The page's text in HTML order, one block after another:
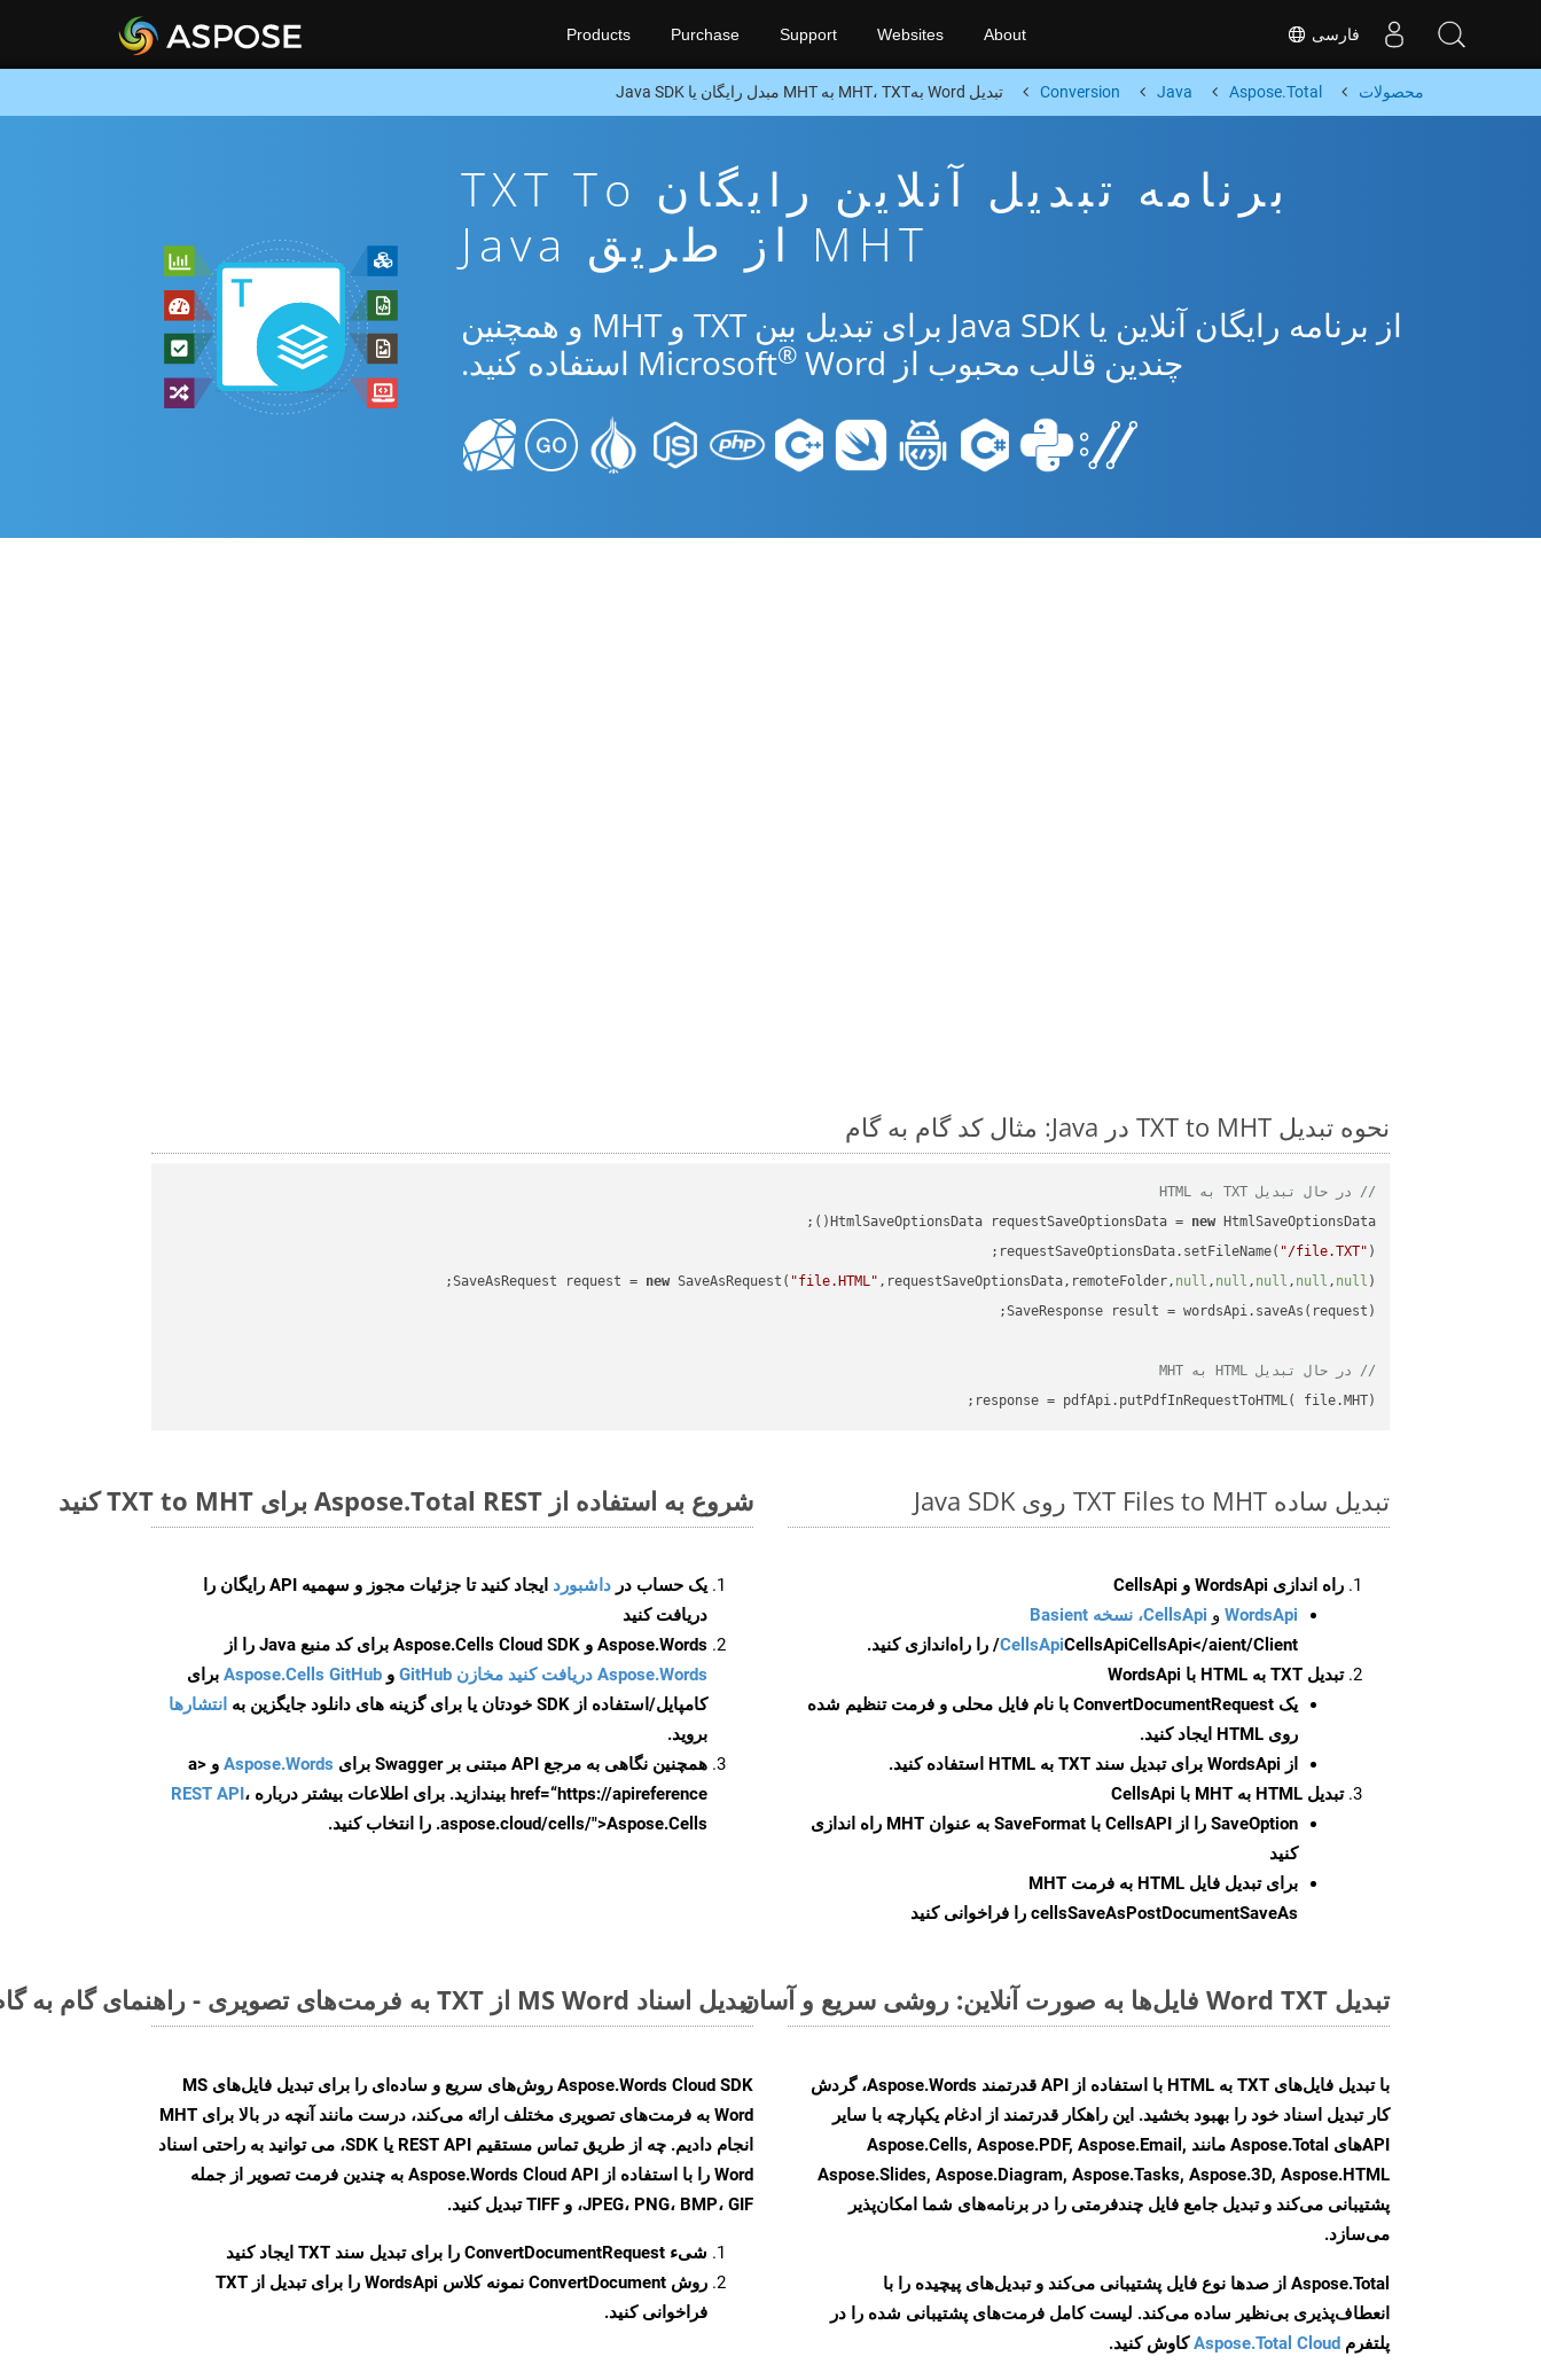
فارسی Products Purchase Support Websites About
محصولات Aspose.Total
Java
Conversion تبدیل Word بهMHT، TXT به MHT مبدل رایگان یا Java SDK
برنامه تبدیل آنلاین رایگان TXT To
MHT از طریق Java
از برنامه رایگان آنلاین یا Java SDK برای تبدیل بین TXT و MHT و همچنین
چندین قالب محبوب از Microsoft
® Word استفاده کنید.
نحوه تبدیل TXT to MHT در Java: مثال کد گام به گام
// در حال تبدیل TXT به HTML
HtmlSaveOptionsData requestSaveOptionsData = new
requestSaveOptionsData.setFileName( "/file.TXT"
SaveAsRequest request = new SaveAsRequest( "file.HTML" ,requestSaveOptionsData,remoteFolder, null , null , null , null , null
// در حال تبدیل HTML به MHT
response = pdfApi.putPdfInRequestToHTML( file.MHT);
تبدیل ساده TXT Files to MHT روی Java SDK
راه اندازی WordsApi و CellsApi
WordsApi و CellsApi، نسخه Basient
CellsApiCellsApiCellsApi</aient/Client/ را راه‌اندازی کنید.
تبدیل TXT به HTML با WordsApi
یک ConvertDocumentRequest با نام فایل محلی و فرمت تنظیم شده
روی HTML ایجاد کنید.
از WordsApi برای تبدیل سند TXT به HTML استفاده کنید.
تبدیل HTML به MHT با CellsApi
SaveOption
را از CellsAPI با SaveFormat به عنوان MHT راه اندازی
کنید
برای تبدیل فایل HTML به فرمت
MHT
cellsSaveAsPostDocumentSaveAs را فراخوانی کنید
شروع به استفاده از Aspose.Total REST برای TXT to MHT کنید
یک حساب در داشبورد
ایجاد کنید تا جزئیات مجوز و سهمیه API رایگان را
دریافت کنید
Aspose.Words و Aspose.Cells Cloud SDK برای کد منبع Java را از
Aspose.Words دریافت کنید مخازن GitHub
و Aspose.Cells GitHub برای
کامپایل/استفاده از SDK خودتان یا برای گزینه های دانلود جایگزین به
انتشارها
بروید.
همچنین نگاهی به مرجع API مبتنی بر Swagger برای
Aspose.Words
و <a
href=“https://apireference بیندازید. برای اطلاعات بیشتر درباره
REST API،
.aspose.cloud/cells/">Aspose.Cells را انتخاب کنید.
تبدیل Word TXT فایل‌ها به صورت آنلاین: روشی سریع و آسان
با تبدیل فایل‌های TXT به HTML با استفاده از API قدرتمند Aspose.Words، گردش
کار تبدیل اسناد خود را بهبود بخشید. این راهکار قدرتمند از ادغام یکپارچه با سایر
APIهای Aspose.Total مانند Aspose.Cells, Aspose.PDF, Aspose.Email,
Aspose.Slides, Aspose.Diagram, Aspose.Tasks, Aspose.3D, Aspose.HTML
پشتیبانی می‌کند و تبدیل جامع فایل چندفرمتی را در برنامه‌های شما امکان‌پذیر
می‌سازد.
Aspose.Total از صدها نوع فایل پشتیبانی می‌کند و تبدیل‌های پیچیده را با
انعطاف‌پذیری بی‌نظیر ساده می‌کند. لیست کامل فرمت‌های پشتیبانی شده را در
پلتفرم Aspose.Total Cloudکاوش کنید.
تبدیل اسناد MS Word از TXT به فرمت‌های تصویری - راهنمای گام به گام
Aspose.Words Cloud SDK روش‌های سریع و ساده‌ای را برای تبدیل فایل‌های MS
Word به فرمت‌های تصویری مختلف ارائه می‌کند، درست مانند آنچه در بالا برای MHT
انجام دادیم. چه از طریق تماس مستقیم REST API یا SDK، می توانید به راحتی اسناد
Word را با استفاده از Aspose.Words Cloud API به چندین فرمت تصویر از جمله
JPEG، PNG، BMP، GIF، و TIFF تبدیل کنید.
شیء ConvertDocumentRequest را برای تبدیل سند TXT ایجاد کنید
روش ConvertDocument
نمونه کلاس WordsApi را برای تبدیل از TXT
فراخوانی کنید.